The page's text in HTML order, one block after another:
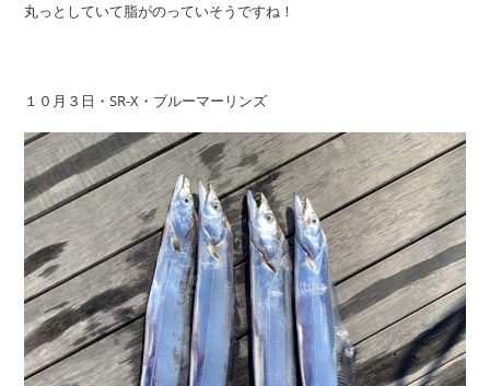
丸っとしていて脂がのっていそうですね！
１０月３日・SR-X・ブルーマーリンズ